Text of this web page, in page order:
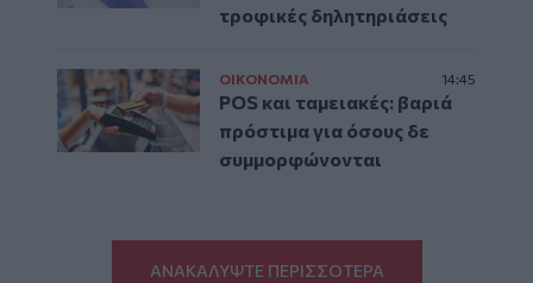
τροφικές δηλητηριάσεις
ΟΙΚΟΝΟΜΙΑ 14:45
POS και ταμειακές: βαριά
πρόστιμα για όσους δε
συμμορφώνονται
ΑΝΑΚΑΛΥΨΤΕ ΠΕΡΙΣΣΟΤΕΡΑ